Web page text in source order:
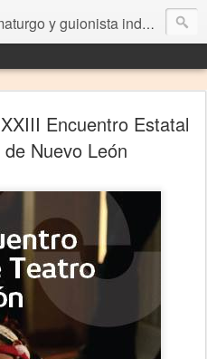
y guionista independiente
Encuentro Estatal
Nuevo León